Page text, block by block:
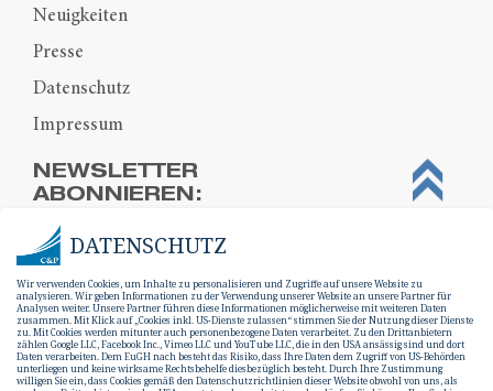
Neuigkeiten
Presse
Datenschutz
Impressum
NEWSLETTER
ABONNIEREN:
DATENSCHUTZ
Wir verwenden Cookies, um Inhalte zu personalisieren und Zugriffe auf unsere Website zu
analysieren. Wir geben Informationen zu der Verwendung unserer Website an unsere Partner für
Analysen weiter. Unsere Partner führen diese Informationen möglicherweise mit weiteren Daten
zusammen. Mit Klick auf „Cookies inkl. US-Dienste zulassen“ stimmen Sie der Nutzung dieser Dienste
zu. Mit Cookies werden mitunter auch personenbezogene Daten verarbeitet. Zu den Drittanbietern
zählen Google LLC, Facebook Inc., Vimeo LLC und YouTube LLC, die in den USA ansässig sind und dort
Daten verarbeiten. Dem EuGH nach besteht das Risiko, dass Ihre Daten dem Zugriff von US-Behörden
unterliegen und keine wirksame Rechtsbehelfe diesbezüglich besteht. Durch Ihre Zustimmung
willigen Sie ein, dass Cookies gemäß den Datenschutzrichtlinien dieser Website obwohl von uns, als